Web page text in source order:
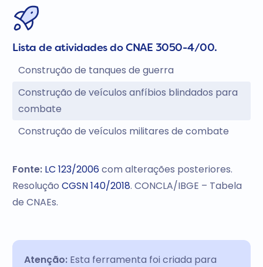
Lista de atividades do CNAE 3050-4/00.
Construção de tanques de guerra
Construção de veículos anfíbios blindados para
combate
Construção de veículos militares de combate
Fonte: LC 123/2006com alterações posteriores.
ResoluçãoCGSN 140/2018. CONCLA/IBGE – Tabela
de CNAEs.
Atenção:Esta ferramenta foi criada para